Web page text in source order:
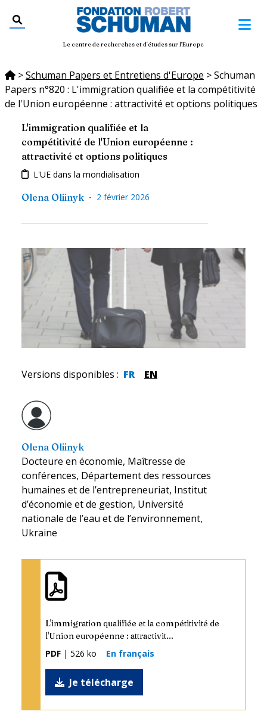
Le centre de recherches et d'études sur l'Europe
>Schuman Papers et Entretiens d'Europe >Schuman
Papers n°820 : L'immigration qualifiée et la compétitivité
de l'Union européenne : attractivité et options politiques
L'immigration qualifiée et la
compétitivité de l'Union européenne :
attractivité et options politiques
L'UE dans la mondialisation
Olena Oliinyk - 2 février 2026
Versions disponibles : FR EN
Olena Oliinyk
Docteure en économie, Maîtresse de
conférences, Département des ressources
humaines et de l’entrepreneuriat, Institut
d’économie et de gestion, Université
nationale de l’eau et de l’environnement,
Ukraine
L'immigration qualifiée et la compétitivité de
l'Union européenne : attractivit...
PDF | 526 ko En français
Je télécharge